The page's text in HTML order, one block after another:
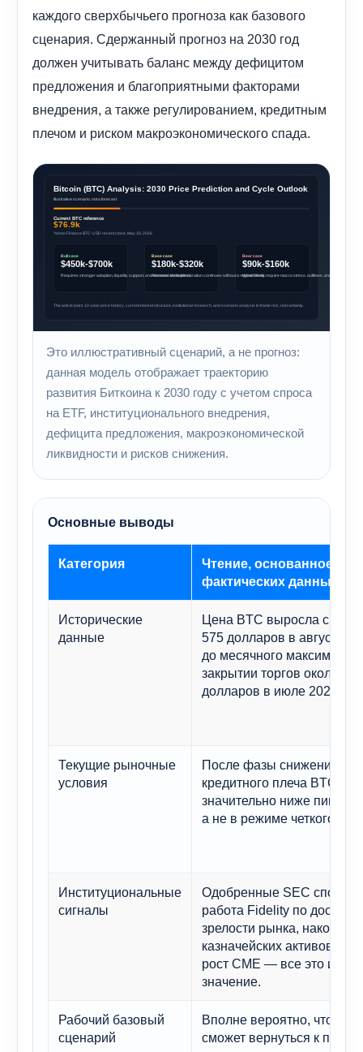
каждого сверхбычьего прогноза как базового
сценария. Сдержанный прогноз на 2030 год
должен учитывать баланс между дефицитом
предложения и благоприятными факторами
внедрения, а также регулированием, кредитным
плечом и риском макроэкономического спада.
Это иллюстративный сценарий, а не прогноз:
данная модель отображает траекторию
развития Биткоина к 2030 году с учетом спроса
на ETF, институционального внедрения,
дефицита предложения, макроэкономической
ликвидности и рисков снижения.
Основные выводы
Категория
Чтение, основанное на
фактических данных
Исторические
данные
Цена BTC выросла с
575 долларов в августе
до месячного максимума
закрытии торгов около
долларов в июле 2025
Текущие рыночные
условия
После фазы снижения
кредитного плеча BTC
значительно ниже пика
а не в режиме четкого
Институциональные
сигналы
Одобренные SEC
работа Fidelity по
зрелости рынка,
казначейских активов
рост CME — все это имеет
значение.
Рабочий базовый
сценарий
Вполне вероятно, что BTC
сможет вернуться к